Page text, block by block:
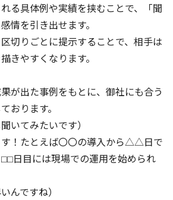
る具体例や実績を挟むことで、「聞
情を引き出せます。
切りごとに提示することで、相手は
きやすくなります。
が出た事例をもとに、御社にも合う
おります。
てみたいです）
す！たとえば〇〇の導入から△△日で
日目には現場での運用を始められ
ですね）